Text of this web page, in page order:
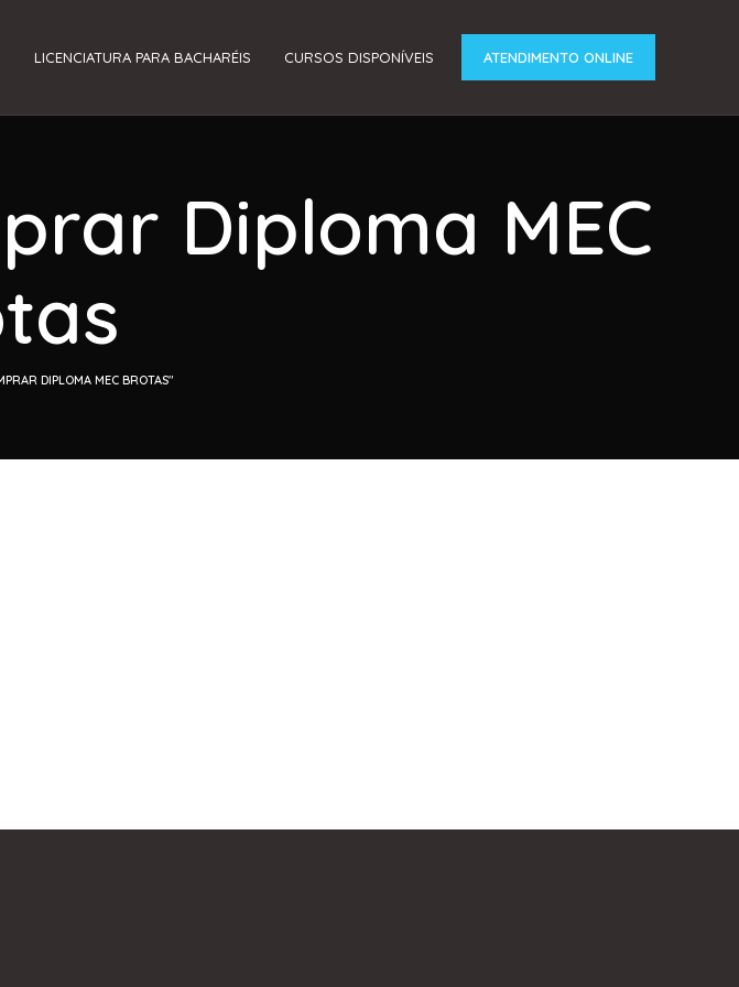
LICENCIATURA PARA BACHARÉIS CURSOS DISPONÍVEIS ATENDIMENTO ONLINE
Diploma MEC
DIPLOMA MEC BROTAS"